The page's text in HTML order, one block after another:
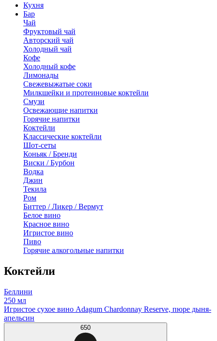
Кухня
Бар
Чай
Фруктовый чай
Авторский чай
Холодный чай
Кофе
Холодный кофе
Лимонады
Свежевыжатые соки
Милкшейки и протеиновые коктейли
Смузи
Освежающие напитки
Горячие напитки
Коктейли
Классические коктейли
Шот-сеты
Коньяк / Бренди
Виски / Бурбон
Водка
Джин
Текила
Ром
Биттер / Ликер / Вермут
Белое вино
Красное вино
Игристое вино
Пиво
Горячие алкогольные напитки
Коктейли
Беллини
250 мл
Игристое сухое вино Adagum Chardonnay Reserve, пюре дыня-
апельсин
650